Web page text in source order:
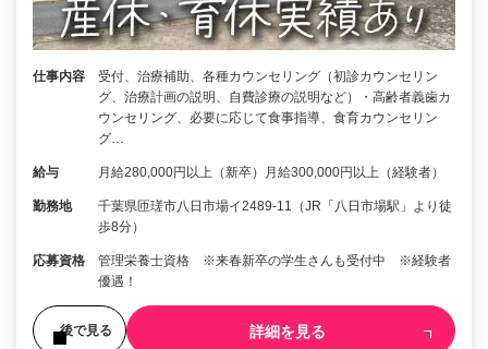
仕事内容
受付、治療補助、各種カウンセリング（初診カウンセリン
グ、治療計画の説明、自費診療の説明など）・高齢者義歯カ
ウンセリング、必要に応じて食事指導、食育カウンセリン
グ…
給与 月給280,000円以上（新卒）月給300,000円以上（経験者）
勤務地
千葉県匝瑳市八日市場イ2489-11（JR「八日市場駅」より徒
歩8分）
応募資格
管理栄養士資格 ※来春新卒の学生さんも受付中 ※経験者
優遇！
後で見る 詳細を見る